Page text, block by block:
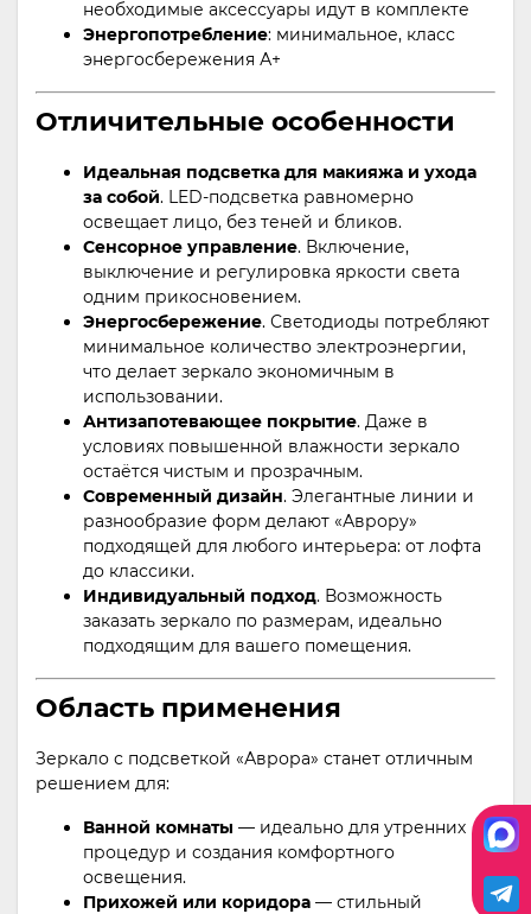
необходимые аксессуары идут в комплекте
Энергопотребление: минимальное, класс
энергосбережения А+
Отличительные особенности
Идеальная подсветка для макияжа и ухода
за собой. LED-подсветка равномерно
освещает лицо, без теней и бликов.
Сенсорное управление. Включение,
выключение и регулировка яркости света
одним прикосновением.
Энергосбережение. Светодиоды потребляют
минимальное количество электроэнергии,
что делает зеркало экономичным в
использовании.
Антизапотевающее покрытие. Даже в
условиях повышенной влажности зеркало
остаётся чистым и прозрачным.
Современный дизайн. Элегантные линии и
разнообразие форм делают «Аврору»
подходящей для любого интерьера: от лофта
до классики.
Индивидуальный подход. Возможность
заказать зеркало по размерам, идеально
подходящим для вашего помещения.
Область применения
Зеркало с подсветкой «Аврора» станет отличным
решением для:
Ванной комнаты — идеально для утренних
процедур и создания комфортного
освещения.
Прихожей или коридора — стильный